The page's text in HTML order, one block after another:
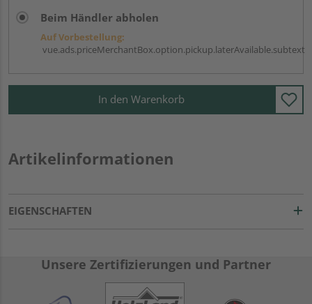
Beim Händler abholen
Auf Vorbestellung:
vue.ads.priceMerchantBox.option.pickup.laterAvailable.subtext
In den Warenkorb
Artikelinformationen
EIGENSCHAFTEN
Unsere Zertifizierungen und Partner